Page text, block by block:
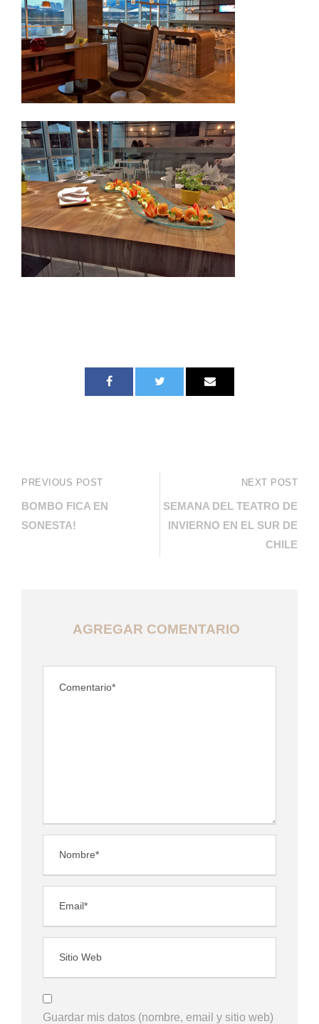
PREVIOUS POST
BOMBO FICA EN
SONESTA!
NEXT POST
SEMANA DEL TEATRO DE
INVIERNO EN EL SUR DE
CHILE
AGREGAR COMENTARIO
Guardar mis datos (nombre, email y sitio web)